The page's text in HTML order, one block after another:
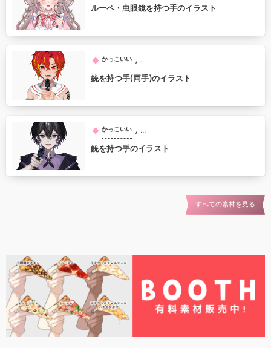
ルーペ・虫眼鏡を持つ手のイラスト
かっこいい , …
銃を持つ手(両手)のイラスト
かっこいい , …
銃を持つ手のイラスト
すべての素材を見る